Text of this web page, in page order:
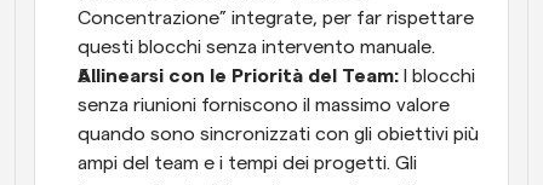
Concentrazione” integrate, per far rispettare
questi blocchi senza intervento manuale.
Allinearsi con le Priorità del Team: I blocchi
senza riunioni forniscono il massimo valore
quando sono sincronizzati con gli obiettivi più
ampi del team e i tempi dei progetti. Gli